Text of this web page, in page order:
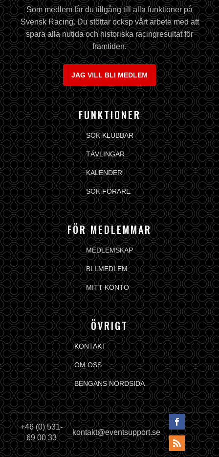
Som medlem får du tillgång till alla funktioner på
Svensk Racing. Du stöttar ocksp vårt arbete med att
spara alla nutida och historiska racingresultat för
framtiden.
JAG VILL BLI MEDLEM
FUNKTIONER
SÖK KLUBBAR
TÄVLINGAR
KALENDER
SÖK FÖRARE
FÖR MEDLEMMAR
MEDLEMSKAP
BLI MEDLEM
MITT KONTO
ÖVRIGT
KONTAKT
OM OSS
BENGANS NÖRDSIDA
+46 (0) 531-
69 00 33
kontakt@eventsupport.se